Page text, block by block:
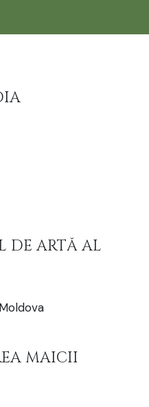
DE ARTĂ AL
MAICII